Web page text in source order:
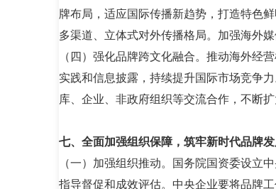
牌布局，适应国际传播新趋势，打造特色
多渠道、立体式对外传播格局。加强海外
（四）强化品牌跨文化融合。推动海外经
实践和信息披露，持续提升国际市场竞争
库、企业、非政府组织等交流合作，不断
七、全面加强组织保障，筑牢新时代品牌
（一）加强组织推动。国务院国资委设立
指导督促和成效评估。中央企业要将品牌